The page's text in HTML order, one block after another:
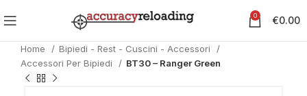
0 €0.00
Home
Bipiedi - Rest - Cuscini - Accessori
Accessori Per Bipiedi
BT30 – Ranger Green